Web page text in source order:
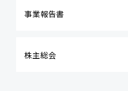
事業報告書
株主総会